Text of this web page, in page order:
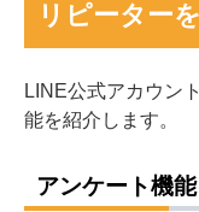
リピーター
LINE公式アカウン
能を紹介します。
アンケート機能